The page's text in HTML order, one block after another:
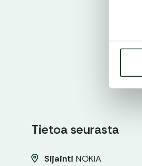
Tietoa seurasta
Sijainti NOKIA